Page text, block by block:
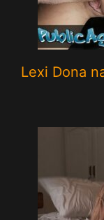
Lexi Dona